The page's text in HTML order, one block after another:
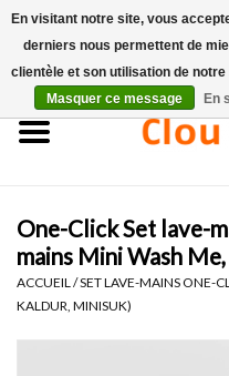
Accueil
Ensembles de lave-mains
One-Click Set lave-
mains Mini Wash
ACCUEIL /SET LAVE-MAINS ONE-
KALDUR, MINISUK)
En visitant notre site, vous
derniers nous permettent de
clientèle et son utilisation de
Masquer ce message
En